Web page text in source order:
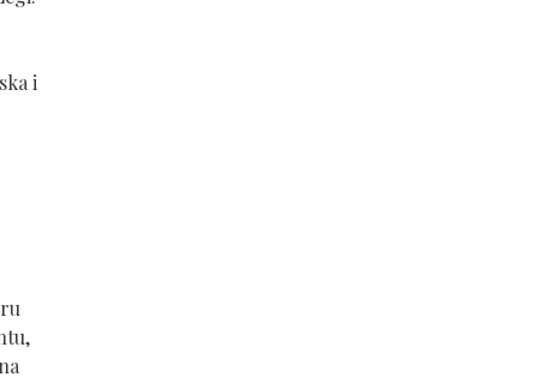
i